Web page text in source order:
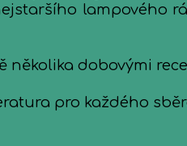
lampového
několika dobovými
pro každého